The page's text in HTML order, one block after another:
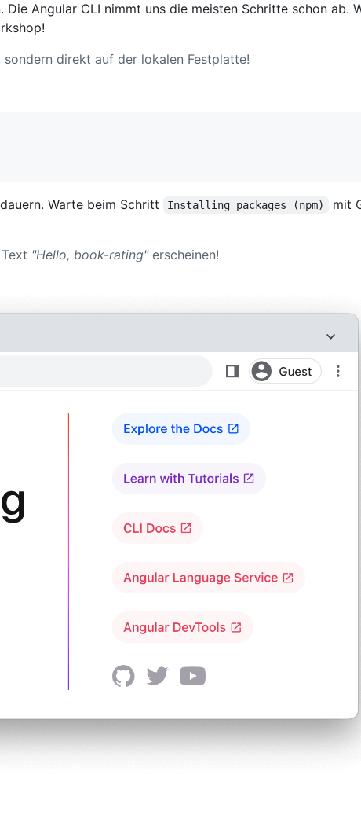
Angular CLI nimmt uns die meisten Schritte schon ab.
direkt auf der lokalen Festplatte!
Warte beim Schritt Installing packages (npm)
mit
"Hello, book-rating"erscheinen!